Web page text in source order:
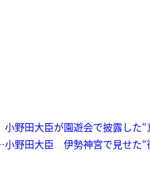
小野田大臣が園遊会で披露した
小野田大臣 伊勢神宮で見せた